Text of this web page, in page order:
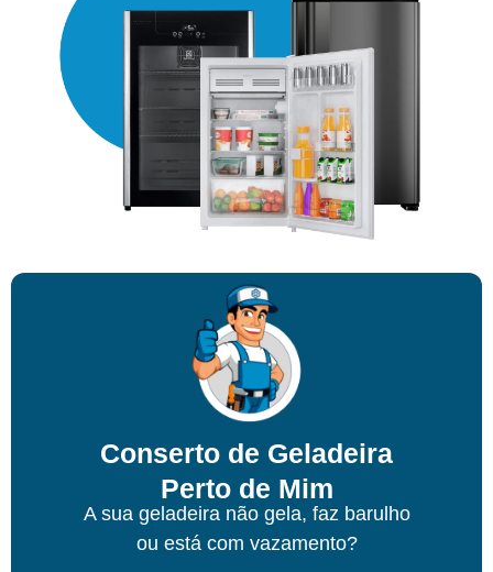
Conserto de Geladeira
Perto de Mim
A sua geladeira não gela, faz barulho
ou está com vazamento?